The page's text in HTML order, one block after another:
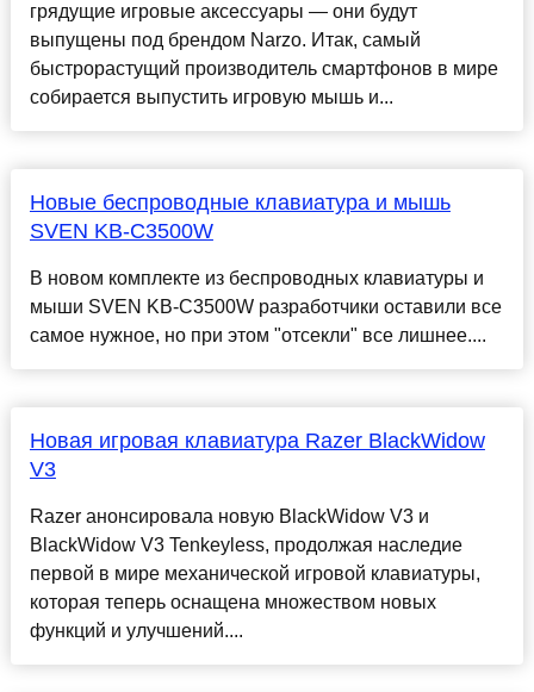
грядущие игровые аксессуары — они будут
выпущены под брендом Narzo. Итак, самый
быстрорастущий производитель смартфонов в мире
собирается выпустить игровую мышь и...
Новые беспроводные клавиатура и мышь
SVEN KB-C3500W
В новом комплекте из беспроводных клавиатуры и
мыши SVEN KB-C3500W разработчики оставили все
самое нужное, но при этом "отсекли" все лишнее....
Новая игровая клавиатура Razer BlackWidow
V3
Razer анонсировала новую BlackWidow V3 и
BlackWidow V3 Tenkeyless, продолжая наследие
первой в мире механической игровой клавиатуры,
которая теперь оснащена множеством новых
функций и улучшений....